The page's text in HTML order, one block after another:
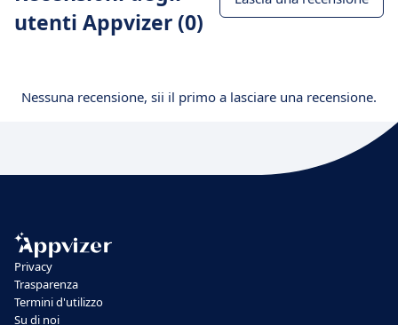
utenti Appvizer (0)
Nessuna recensione, sii il primo a lasciare una recensione.
Privacy
Trasparenza
Termini d'utilizzo
Su di noi